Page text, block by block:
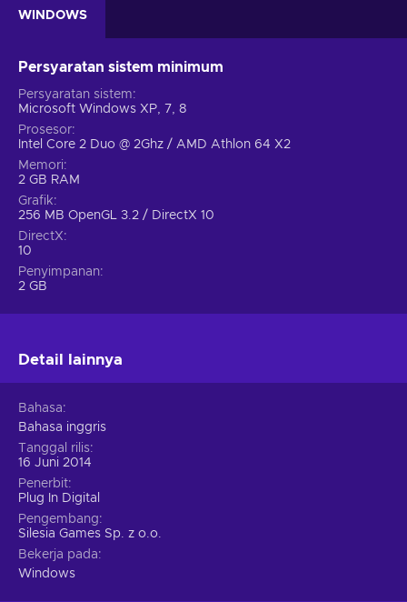
WINDOWS
Persyaratan sistem minimum
Persyaratan sistem
Microsoft Windows XP, 7, 8
Prosesor
Intel Core 2 Duo @ 2Ghz / AMD Athlon 64 X2
Memori
2 GB RAM
Grafik
256 MB OpenGL 3.2 / DirectX 10
DirectX
10
Penyimpanan
2 GB
Detail lainnya
Bahasa
Bahasa inggris
Tanggal rilis
16 Juni 2014
Penerbit
Plug In Digital
Pengembang
Silesia Games Sp. z o.o.
Bekerja pada
Windows